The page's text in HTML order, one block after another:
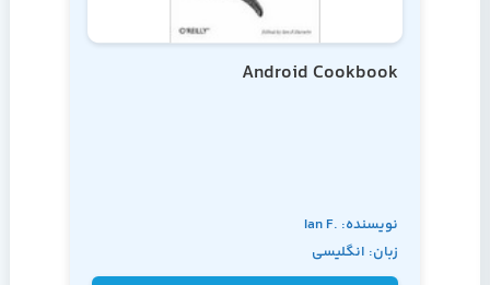
Android Cookbook
نویسنده: Ian F.
Darwin
زبان: انگلیسی